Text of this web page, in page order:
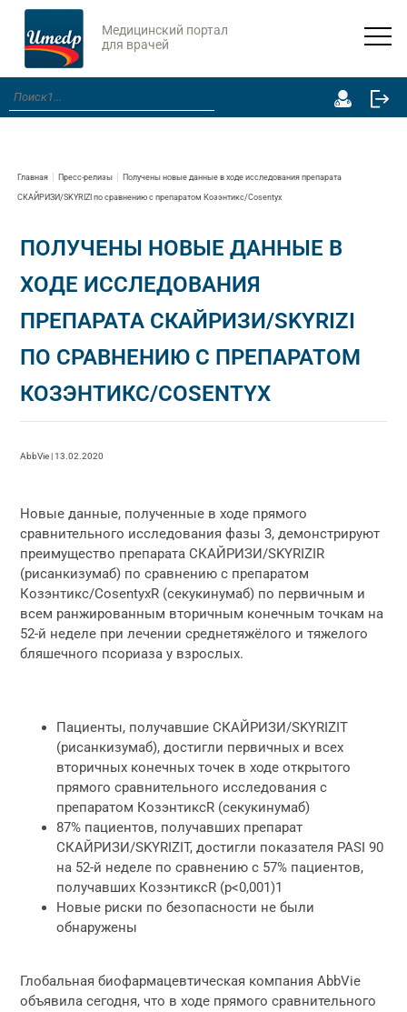
Медицинский портал
для врачей
Главная Пресс-релизы Получены новые данные в ходе исследования препарата
СКАЙРИЗИ/SKYRIZI по сравнению с препаратом Козэнтикс/Cosentyx
ПОЛУЧЕНЫ НОВЫЕ ДАННЫЕ В
ХОДЕ ИССЛЕДОВАНИЯ
ПРЕПАРАТА СКАЙРИЗИ/SKYRIZI
ПО СРАВНЕНИЮ С ПРЕПАРАТОМ
КОЗЭНТИКС/COSENTYX
AbbVie | 13.02.2020
Новые данные, полученные в ходе прямого
сравнительного исследования фазы 3, демонстрируют
преимущество препарата СКАЙРИЗИ/SKYRIZIR
(рисанкизумаб) по сравнению с препаратом
Козэнтикс/CosentyxR (секукинумаб) по первичным и
всем ранжированным вторичным конечным точкам на
52-й неделе при лечении среднетяжёлого и тяжелого
бляшечного псориаза у взрослых.
Пациенты, получавшие СКАЙРИЗИ/SKYRIZIT
(рисанкизумаб), достигли первичных и всех
вторичных конечных точек в ходе открытого
прямого сравнительного исследования с
препаратом КозэнтиксR (секукинумаб)
87% пациентов, получавших препарат
СКАЙРИЗИ/SKYRIZIT, достигли показателя PASI 90
на 52-й неделе по сравнению с 57% пациентов,
получавших КозэнтиксR (p<0,001)1
Новые риски по безопасности не были
обнаружены
Глобальная биофармацевтическая компания AbbVie
объявила сегодня, что в ходе прямого сравнительного